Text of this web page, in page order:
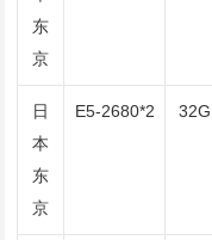
东
京
日
本
东
京
E5-2680*2 32G